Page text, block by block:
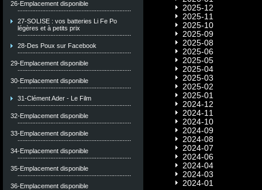
26-Emplacement disponible
27-SOLISE : vos batteries Li Fe Po
légères et à petits prix
28-Des Poux sur Facebook
29-Emplacement disponible
30-Emplacement disponible
31-Clément Ader - Le Film
32-Emplacement disponible
33-Emplacement disponible
34-Emplacement disponible
35-Emplacement disponible
36-Emplacement disponible
2025-12
2025-11
2025-10
2025-09
2025-08
2025-06
2025-05
2025-04
2025-03
2025-02
2025-01
2024-12
2024-11
2024-10
2024-09
2024-08
2024-07
2024-06
2024-04
2024-03
2024-01